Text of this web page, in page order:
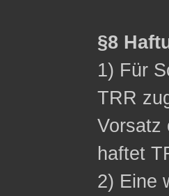
§8
1) Für
TRR
Vorsatz
haftet
2) Eine